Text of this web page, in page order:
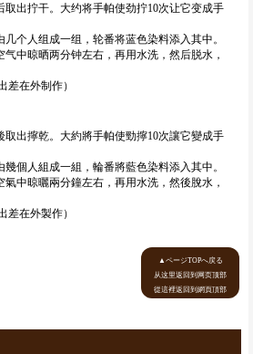
取出拧干。大约将手帕使劲拧10次让它变成手
个人组成一组，轮番将蓝色染料添入其中。
中晾晒两分钟左右，再用水洗，然后脱水，
在外制作）
取出擰乾。大約將手帕使勁擰10次讓它變成手
個人組成一組，輪番將藍色染料添入其中。
中晾曬兩分鐘左右，再用水洗，然後脫水，
在外製作）
▲ページTOPへ戻る
从这里返回到网页顶部
從這裡返回到網頁頂部
奏